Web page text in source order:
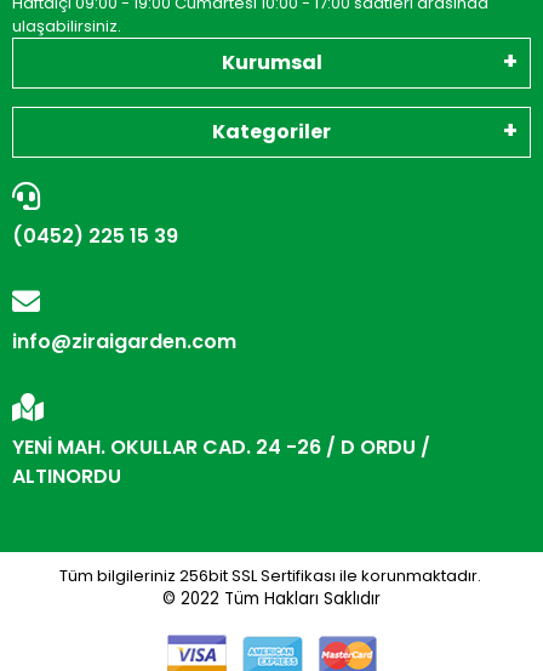
ulaşabilirsiniz.
Kurumsal
Kategoriler
(0452) 225 15 39
info@ziraigarden.com
YENİ MAH. OKULLAR CAD. 24 -26 / D ORDU /
ALTINORDU
Tüm bilgileriniz 256bit SSL Sertifikası ile korunmaktadır.
© 2022 Tüm Hakları Saklıdır